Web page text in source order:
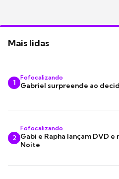
Mais lidas
1
Fofocalizando
Gabriel surpreende ao
2
Fofocalizando
Gabi e Rapha lançam DVD
Noite